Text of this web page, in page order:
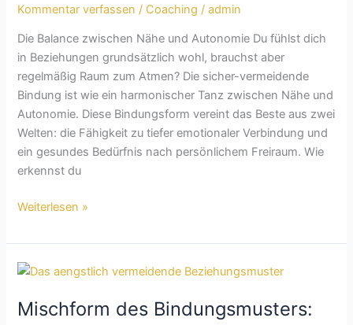
Kommentar verfassen / Coaching /admin
Die Balance zwischen Nähe und Autonomie Du fühlst dich
in Beziehungen grundsätzlich wohl, brauchst aber
regelmäßig Raum zum Atmen? Die sicher-vermeidende
Bindung ist wie ein harmonischer Tanz zwischen Nähe und
Autonomie. Diese Bindungsform vereint das Beste aus zwei
Welten: die Fähigkeit zu tiefer emotionaler Verbindung und
ein gesundes Bedürfnis nach persönlichem Freiraum. Wie
erkennst du
Weiterlesen »
Mischform des Bindungsmusters:
Mischform
Bindungsmusters: